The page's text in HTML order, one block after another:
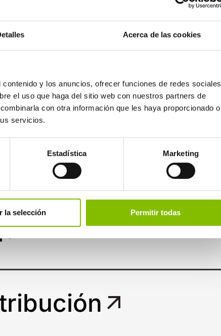
Acerca de las cookies
y los anuncios, ofrecer funciones de redes sociales
el uso que haga del sitio web con nuestros partners de
con otra información que les haya proporcionado o
servicios.
Estadística Marketing
la selección Permitir todas